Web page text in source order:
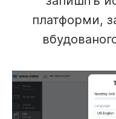
платформи,